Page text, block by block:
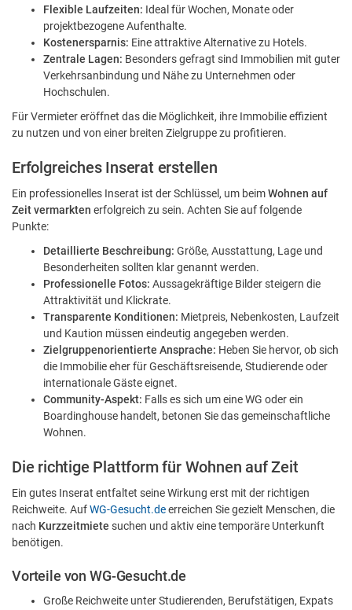
Flexible Laufzeiten: Ideal für Wochen, Monate oder
projektbezogene Aufenthalte.
Kostenersparnis: Eine attraktive Alternative zu Hotels.
Zentrale Lagen: Besonders gefragt sind Immobilien mit guter
Verkehrsanbindung und Nähe zu Unternehmen oder
Hochschulen.
Für Vermieter eröffnet das die Möglichkeit, ihre Immobilie effizient
zu nutzen und von einer breiten Zielgruppe zu profitieren.
Erfolgreiches Inserat erstellen
Ein professionelles Inserat ist der Schlüssel, um beimWohnen auf
Zeit vermarkten erfolgreich zu sein. Achten Sie auf folgende
Punkte:
Detaillierte Beschreibung: Größe, Ausstattung, Lage und
Besonderheiten sollten klar genannt werden.
Professionelle Fotos: Aussagekräftige Bilder steigern die
Attraktivität und Klickrate.
Transparente Konditionen: Mietpreis, Nebenkosten, Laufzeit
und Kaution müssen eindeutig angegeben werden.
Zielgruppenorientierte Ansprache: Heben Sie hervor, ob sich
die Immobilie eher für Geschäftsreisende, Studierende oder
internationale Gäste eignet.
Community-Aspekt: Falls es sich um eine WG oder ein
Boardinghouse handelt, betonen Sie das gemeinschaftliche
Wohnen.
Die richtige Plattform für Wohnen auf Zeit
Ein gutes Inserat entfaltet seine Wirkung erst mit der richtigen
Reichweite. AufWG-Gesucht.deerreichen Sie gezielt Menschen, die
nach Kurzzeitmiete suchen und aktiv eine temporäre Unterkunft
benötigen.
Vorteile von WG-Gesucht.de
Große Reichweite unter Studierenden, Berufstätigen, Expats